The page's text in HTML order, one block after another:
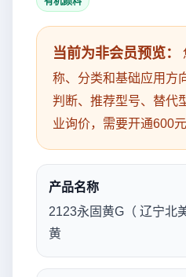
当前为非会员预览：
称、分类和基础应用方
判断、推荐型号、替代
业询价，需要开通600
产品名称
2123永固黄G（ 辽宁北
黄